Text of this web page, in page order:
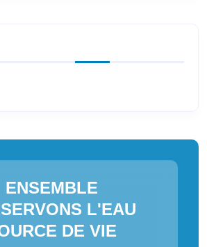
ENSEMBLE
L'EAU
DE VIE